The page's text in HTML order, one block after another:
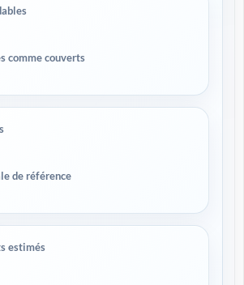
comme couverts
de référence
estimés